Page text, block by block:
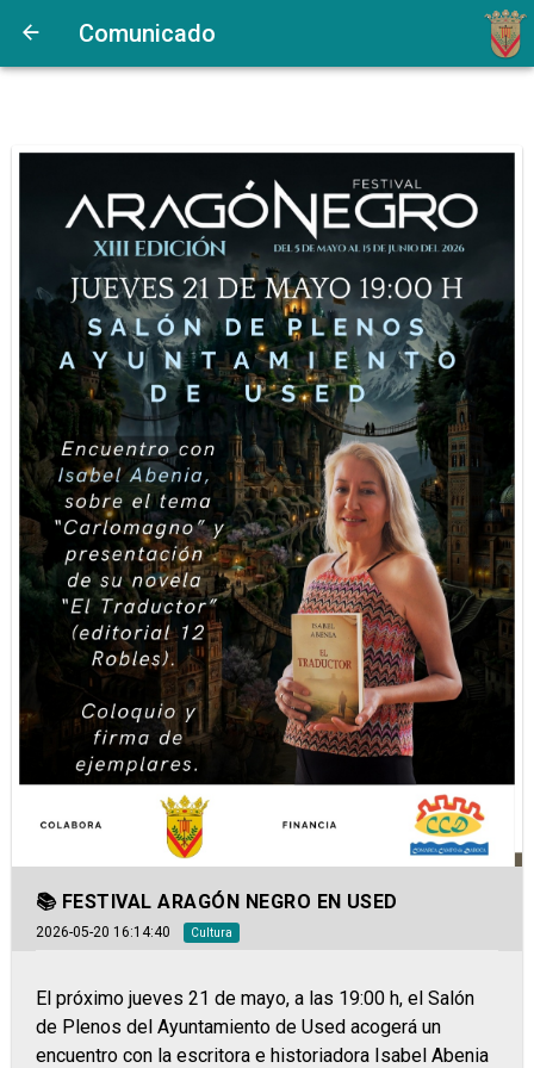
Comunicado
📚 FESTIVAL ARAGÓN NEGRO EN USED
2026-05-20 16:14:40 Cultura
El próximo jueves 21 de mayo, a las 19:00 h, el Salón
de Plenos del Ayuntamiento de Used acogerá un
encuentro con la escritora e historiadora Isabel Abenia